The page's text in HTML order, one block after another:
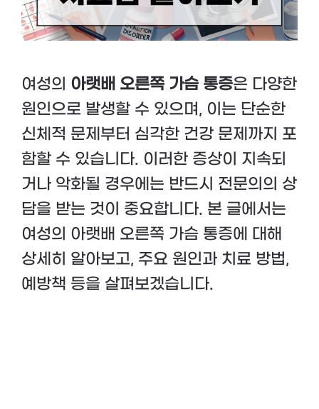
여성의 아랫배 오른쪽 가슴 통증은 다양한
원인으로 발생할 수 있으며, 이는 단순한
신체적 문제부터 심각한 건강 문제까지 포
함할 수 있습니다. 이러한 증상이 지속되
거나 악화될 경우에는 반드시 전문의의 상
담을 받는 것이 중요합니다. 본 글에서는
여성의 아랫배 오른쪽 가슴 통증에 대해
상세히 알아보고, 주요 원인과 치료 방법,
예방책 등을 살펴보겠습니다.